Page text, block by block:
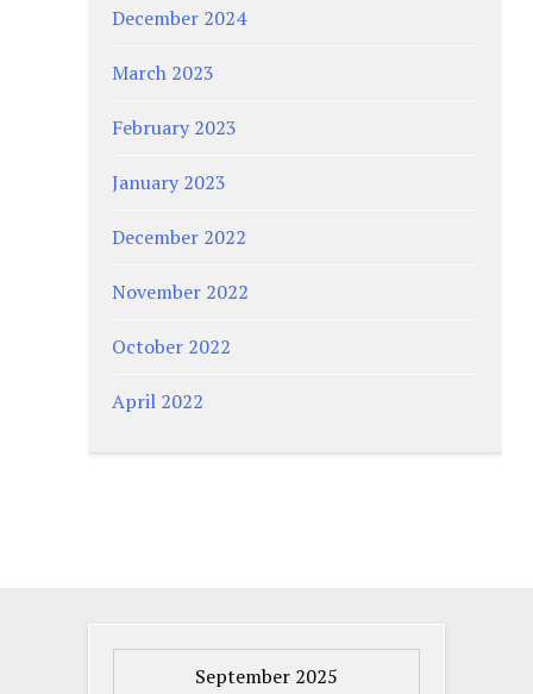
December 2024
March 2023
February 2023
January 2023
December 2022
November 2022
October 2022
April 2022
September 2025